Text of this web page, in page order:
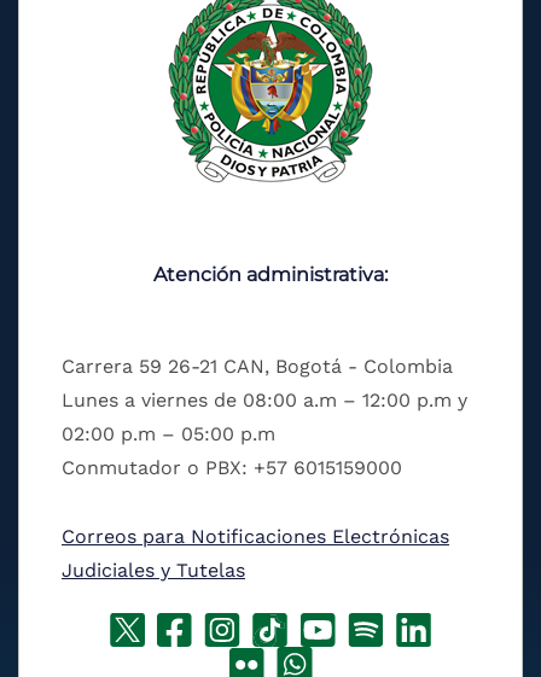
Atención administrativa:
Carrera 59 26-21 CAN, Bogotá - Colombia
Lunes a viernes de 08:00 a.m – 12:00 p.m y
02:00 p.m – 05:00 p.m
Conmutador o PBX: +57 6015159000
Correos para Notificaciones Electrónicas
Judiciales y Tutelas